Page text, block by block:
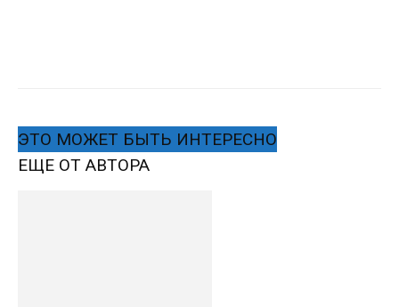
ЭТО МОЖЕТ БЫТЬ ИНТЕРЕСНО
ЕЩЕ ОТ АВТОРА